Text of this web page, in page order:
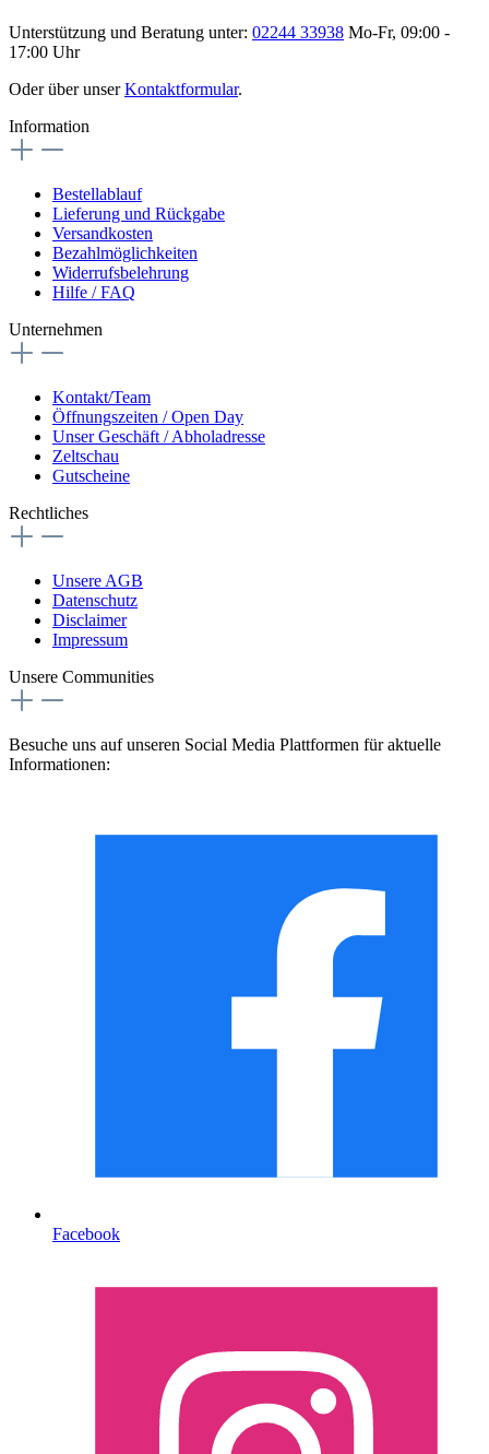
Unterstützung und Beratung unter: 02244 33938 Mo-Fr, 09:00 -
17:00 Uhr
Oder über unserKontaktformular.
Information
Bestellablauf
Lieferung und Rückgabe
Versandkosten
Bezahlmöglichkeiten
Widerrufsbelehrung
Hilfe / FAQ
Unternehmen
Kontakt/Team
Öffnungszeiten / Open Day
Unser Geschäft / Abholadresse
Zeltschau
Gutscheine
Rechtliches
Unsere AGB
Datenschutz
Disclaimer
Impressum
Unsere Communities
Besuche uns auf unseren Social Media Plattformen für aktuelle
Informationen:
Facebook